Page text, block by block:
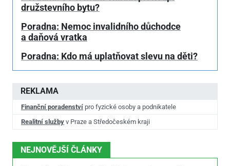
REKLAMA
Finanční poradenství pro fyzické osoby a podnikatele
Realitní služby v Praze a Středočeském kraji
NEJNOVĚJŠÍ ČLÁNKY
družstevního bytu?
Poradna: Nemoc invalidního důchodce
a daňová vratka
Poradna: Kdo má uplatňovat slevu na děti?